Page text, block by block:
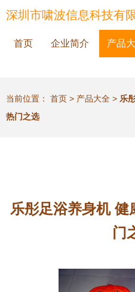
深圳市啸波信息科技有
首页 企业简介 产品
当前位置： 首页 > 产品大全 > 乐
热门之选
乐彤足浴养身机 健
门